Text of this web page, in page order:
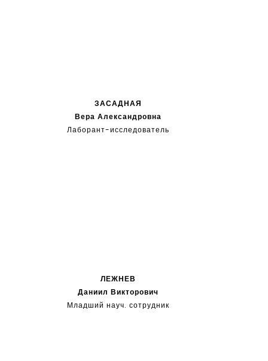
ЗАСАДНАЯ
Вера Александровна
Лаборант-исследователь
ЛЕЖНЕВ
Даниил Викторович
Младший науч. сотрудник